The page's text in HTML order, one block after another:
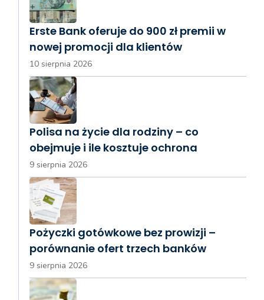
Erste Bank oferuje do 900 zł premii w
nowej promocji dla klientów
10 sierpnia 2026
Polisa na życie dla rodziny – co
obejmuje i ile kosztuje ochrona
9 sierpnia 2026
Pożyczki gotówkowe bez prowizji –
porównanie ofert trzech banków
9 sierpnia 2026